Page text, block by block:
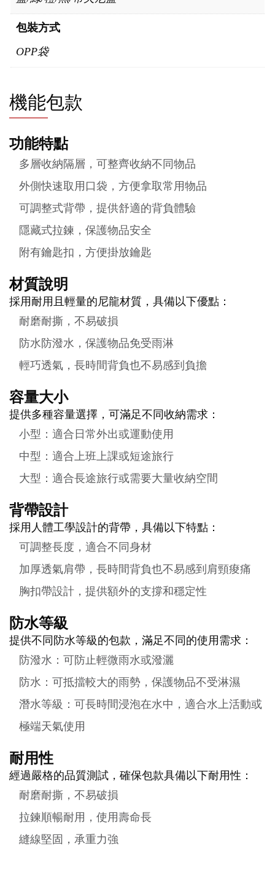
包裝方式
OPP袋
機能包款
功能特點
多層收納隔層，可整齊收納不同物品
外側快速取用口袋，方便拿取常用物品
可調整式背帶，提供舒適的背負體驗
隱藏式拉鍊，保護物品安全
附有鑰匙扣，方便掛放鑰匙
材質說明
採用耐用且輕量的尼龍材質，具備以下優點：
耐磨耐撕，不易破損
防水防潑水，保護物品免受雨淋
輕巧透氣，長時間背負也不易感到負擔
容量大小
提供多種容量選擇，可滿足不同收納需求：
小型：適合日常外出或運動使用
中型：適合上班上課或短途旅行
大型：適合長途旅行或需要大量收納空間
背帶設計
採用人體工學設計的背帶，具備以下特點：
可調整長度，適合不同身材
加厚透氣肩帶，長時間背負也不易感到肩頸痠痛
胸扣帶設計，提供額外的支撐和穩定性
防水等級
提供不同防水等級的包款，滿足不同的使用需求：
防潑水：可防止輕微雨水或潑灑
防水：可抵擋較大的雨勢，保護物品不受淋濕
潛水等級：可長時間浸泡在水中，適合水上活動或
極端天氣使用
耐用性
經過嚴格的品質測試，確保包款具備以下耐用性：
耐磨耐撕，不易破損
拉鍊順暢耐用，使用壽命長
縫線堅固，承重力強